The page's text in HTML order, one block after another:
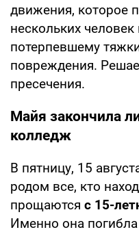
движения, которое
нескольких
потерпевшему
повреждения.
пресечения.
Майя закончила
колледж
В пятницу, 15
родом все, кто
прощаются с 15-
Именно она